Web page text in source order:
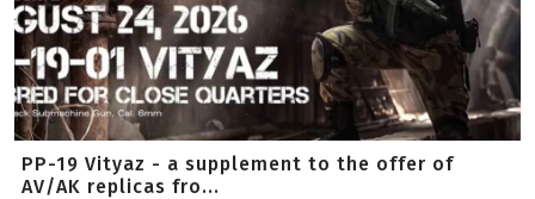
PP-19 Vityaz - a supplement to the offer of
AV/AK replicas fro...